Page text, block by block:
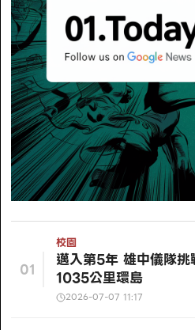
01
校園
邁入第5年 雄中儀隊
1035公里環島
2026-07-07 11:17